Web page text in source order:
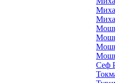
Сеф